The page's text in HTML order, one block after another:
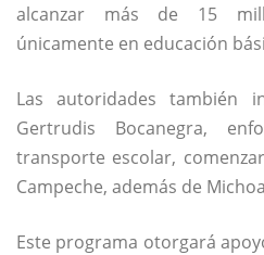
alcanzar más de 15
únicamente en educación
Las autoridades también
Gertrudis Bocanegra,
transporte escolar,
Campeche, además de
Este programa otorgará